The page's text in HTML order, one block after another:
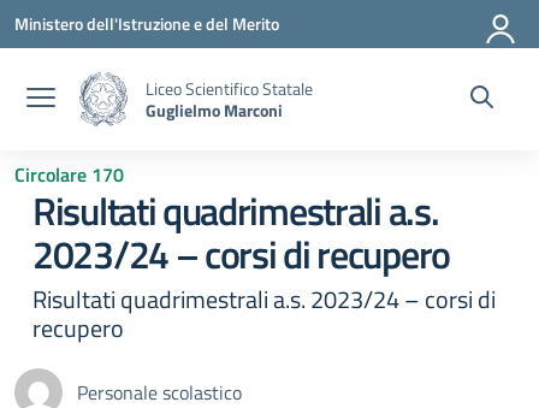
Vai ai contenuti
Vai al menu di navigazione
Vai al footer
Ministero dell'Istruzione e del Merito
Liceo Scientifico Statale
Guglielmo Marconi
Circolare 170
Risultati quadrimestrali a.s.
2023/24 – corsi di recupero
Risultati quadrimestrali a.s. 2023/24 – corsi di
recupero
Personale scolastico